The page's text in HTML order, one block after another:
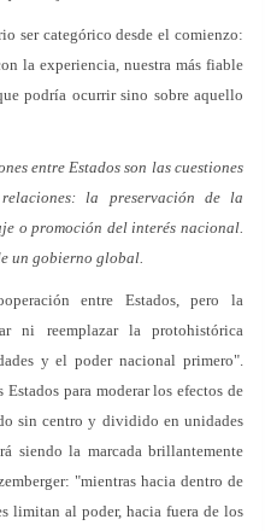
ser categórico desde el comienzo:
la experiencia, nuestra más fiable
podría ocurrir sino sobre aquello
entre Estados son las cuestiones
la preservación de la
o promoción del interés nacional.
un gobierno global.
entre Estados, pero la
ni reemplazar la protohistórica
y el poder nacional primero".
para moderar los efectos de
sin centro y dividido en unidades
siendo la marcada brillantemente
"mientras hacia dentro de
limitan al poder, hacia fuera de los